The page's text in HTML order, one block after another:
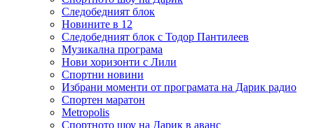
Следобедният блок
Новините в 12
Следобедният блок с Тодор Пантилеев
Музикална програма
Нови хоризонти с Лили
Спортни новини
Избрани моменти от програмата на Дарик радио
Спортен маратон
Metropolis
Спортното шоу на Дарик в аванс